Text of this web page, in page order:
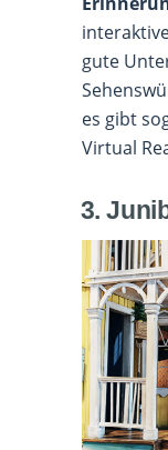
gute
es gibt
Virtual
3.